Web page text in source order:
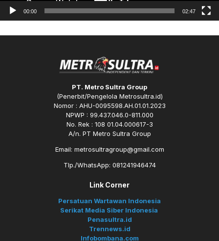
00:00 02:47
PT. Metro Sultra Group
(Penerbit/Pengelola Metrosultra.id)
Nomor : AHU-0095598.AH.01.01.2023
NPWP : 99.437.046.0-811.000
No. Rek : 108 01.04.000617-3
A/n. PT Metro Sultra Group
Email: metrosultragroup@gmail.com
Tlp./WhatsApp: 081241946474
Link Corner
Persatuan Wartawan Indonesia
Serikat Media Siber Indonesia
Penasultra.id
Trennews.id
Infobombana.com